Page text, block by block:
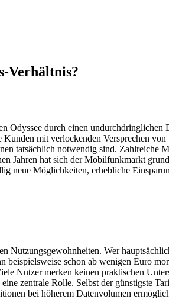
Verhältnis?
durch einen
mit verlockenden Versprechen
tatsächlich notwendig sind.
Jahren hat sich der Mobilfunkmarkt
neue Möglichkeiten, erhebliche
Wer
beispielsweise schon ab wenigen Euro
Nutzer merken keinen praktischen
zentrale Rolle. Selbst der günstigste
bei höherem Datenvolumen